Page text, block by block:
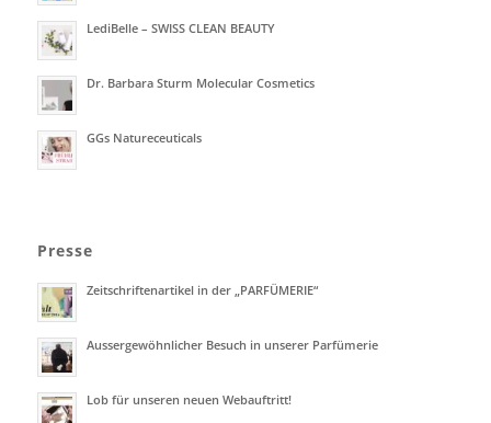
LediBelle – SWISS CLEAN BEAUTY
Dr. Barbara Sturm Molecular Cosmetics
GGs Natureceuticals
Presse
Zeitschriftenartikel in der „PARFÜMERIE“
Aussergewöhnlicher Besuch in unserer Parfümerie
Lob für unseren neuen Webauftritt!